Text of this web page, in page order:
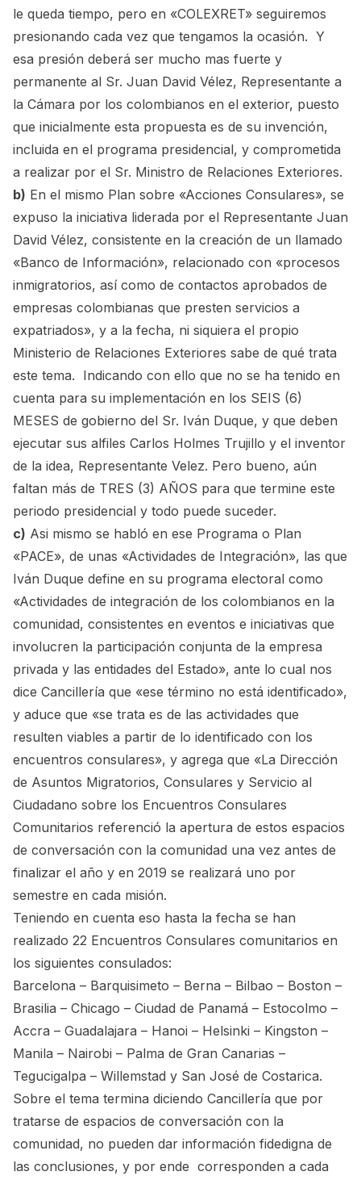
le queda tiempo, pero en «COLEXRET» seguiremos
presionando cada vez que tengamos la ocasión. Y
esa presión deberá ser mucho mas fuerte y
permanente al Sr. Juan David Vélez, Representante a
la Cámara por los colombianos en el exterior, puesto
que inicialmente esta propuesta es de su invención,
incluida en el programa presidencial, y comprometida
a realizar por el Sr. Ministro de Relaciones Exteriores.
b) En el mismo Plan sobre «Acciones Consulares», se
expuso la iniciativa liderada por el Representante Juan
David Vélez, consistente en la creación de un llamado
«Banco de Información», relacionado con «procesos
inmigratorios, así como de contactos aprobados de
empresas colombianas que presten servicios a
expatriados», y a la fecha, ni siquiera el propio
Ministerio de Relaciones Exteriores sabe de qué trata
este tema. Indicando con ello que no se ha tenido en
cuenta para su implementación en los SEIS (6)
MESES de gobierno del Sr. Iván Duque, y que deben
ejecutar sus alfiles Carlos Holmes Trujillo y el inventor
de la idea, Representante Velez. Pero bueno, aún
faltan más de TRES (3) AÑOS para que termine este
periodo presidencial y todo puede suceder.
c) Asi mismo se habló en ese Programa o Plan
«PACE», de unas «Actividades de Integración», las que
Iván Duque define en su programa electoral como
«Actividades de integración de los colombianos en la
comunidad, consistentes en eventos e iniciativas que
involucren la participación conjunta de la empresa
privada y las entidades del Estado», ante lo cual nos
dice Cancillería que «ese término no está identificado»,
y aduce que «se trata es de las actividades que
resulten viables a partir de lo identificado con los
encuentros consulares», y agrega que «La Dirección
de Asuntos Migratorios, Consulares y Servicio al
Ciudadano sobre los Encuentros Consulares
Comunitarios referenció la apertura de estos espacios
de conversación con la comunidad una vez antes de
finalizar el año y en 2019 se realizará uno por
semestre en cada misión.
Teniendo en cuenta eso hasta la fecha se han
realizado 22 Encuentros Consulares comunitarios en
los siguientes consulados:
Barcelona – Barquisimeto – Berna – Bilbao – Boston –
Brasilia – Chicago – Ciudad de Panamá – Estocolmo –
Accra – Guadalajara – Hanoi – Helsinki – Kingston –
Manila – Nairobi – Palma de Gran Canarias –
Tegucigalpa – Willemstad y San José de Costarica.
Sobre el tema termina diciendo Cancillería que por
tratarse de espacios de conversación con la
comunidad, no pueden dar información fidedigna de
las conclusiones, y por ende corresponden a cada